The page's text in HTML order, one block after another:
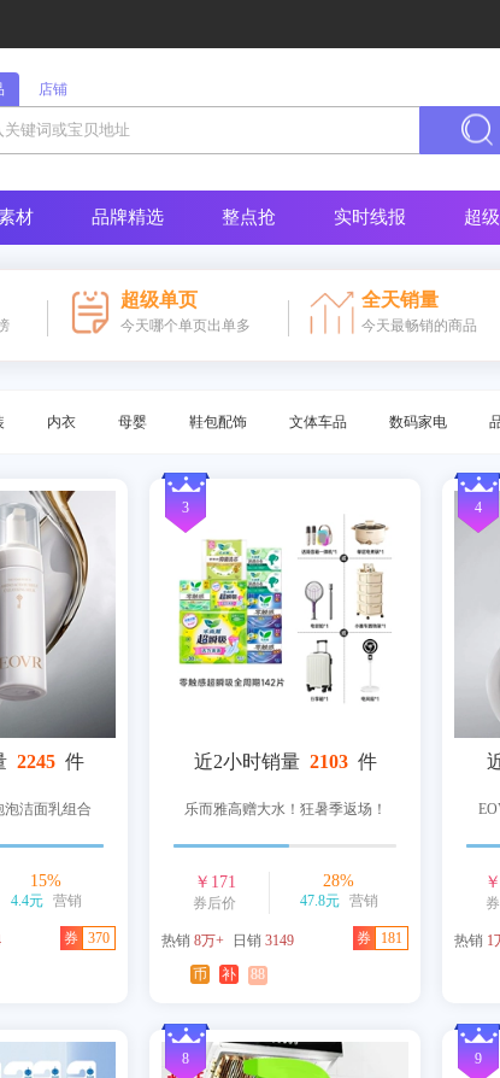
店铺
材 品牌精选 整点抢 实时线报 超
超级单页
今天哪个单页出单多
全天销量
今天最畅销的商品
内衣 母婴 鞋包配饰 文体车品 数码家电
2245 件
泡洁面乳组合
15%
4.4元 营销
券 370
3
近2小时销量 2103 件
乐而雅高赠大水！狂暑季返场！
￥ 171
券后价
28%
47.8元 营销
热销 8万+ 日销 3149 券 181
币 补 88
4
￥
热销 1
8 9